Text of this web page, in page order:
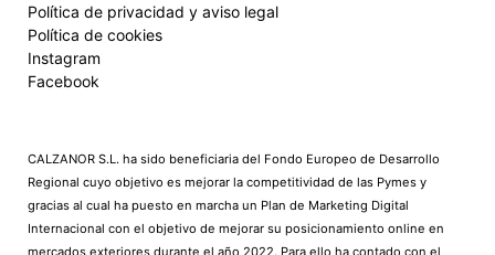
Política de privacidad y aviso legal
Política de cookies
Instagram
Facebook
CALZANOR S.L. ha sido beneficiaria del Fondo Europeo de Desarrollo
Regional cuyo objetivo es mejorar la competitividad de las Pymes y
gracias al cual ha puesto en marcha un Plan de Marketing Digital
Internacional con el objetivo de mejorar su posicionamiento online en
mercados exteriores durante el año 2022. Para ello ha contado con el